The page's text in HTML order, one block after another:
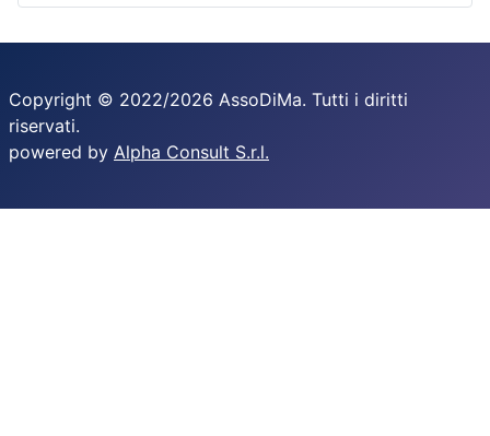
Copyright © 2022/2026 AssoDiMa. Tutti i diritti
riservati.
powered by Alpha Consult S.r.l.